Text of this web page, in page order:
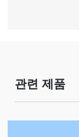
관련 제품